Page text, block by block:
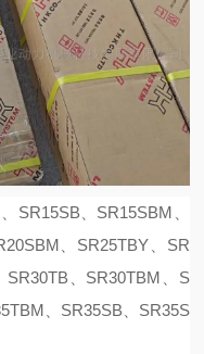
SR15SB、SR15SBM、
、SR25TBY、SR
SR30TB、SR30TBM、S
、SR35SB、SR35S